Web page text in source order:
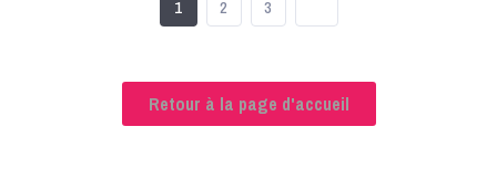
1 2 3
Retour à la page d'accueil